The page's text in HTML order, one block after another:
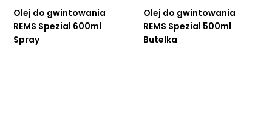
Olej do gwintowania
REMS Spezial 600ml
Spray
Olej do gwintowania
REMS Spezial 500ml
Butelka